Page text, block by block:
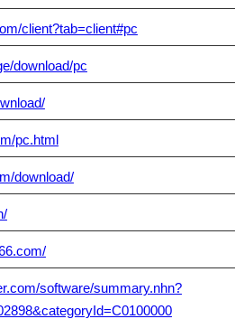
client?tab=client#pc
download/pc
pc.html
download/
software/summary.nhn?